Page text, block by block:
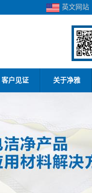
英文网站
客户见证 关于净雅